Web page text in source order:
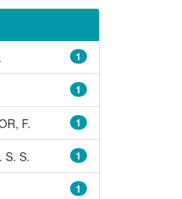
1
1
1
F.
1
S. S.
1